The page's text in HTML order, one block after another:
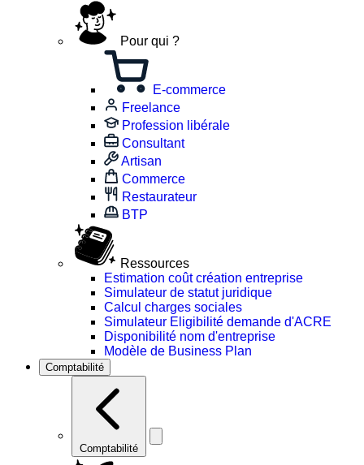
Pour qui ?
E-commerce
Freelance
Profession libérale
Consultant
Artisan
Commerce
Restaurateur
BTP
Ressources
Estimation coût création entreprise
Simulateur de statut juridique
Calcul charges sociales
Simulateur Eligibilité demande d'ACRE
Disponibilité nom d'entreprise
Modèle de Business Plan
Comptabilité
Comptabilité